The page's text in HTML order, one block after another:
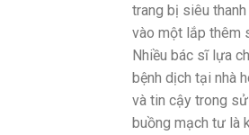
trang bị siêu
vào một lắp thêm
Nhiều bác sĩ lựa
bệnh dịch tại nhà
và tin cậy trong
buồng mạch tư là